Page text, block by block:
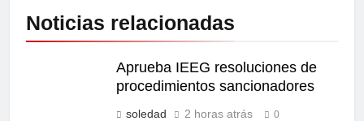
Noticias relacionadas
Aprueba IEEG resoluciones de
procedimientos sancionadores
soledad 2 horas atrás 0